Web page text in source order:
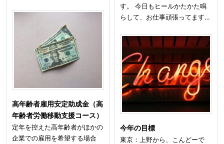
高年齢者雇用安定助成金（高
年齢者労働移動支援コース）
定年を控えた高年齢者がほかの
企業での雇用を希望する場合
す。 今日もヒールかたかた鳴
らして、お仕事頑張ってます…
今年の目標
東京：上野から、こんどーで